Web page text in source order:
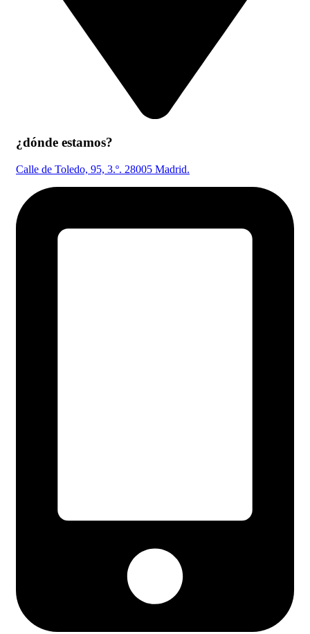
¿dónde estamos?
Calle de Toledo, 95, 3.º. 28005 Madrid.